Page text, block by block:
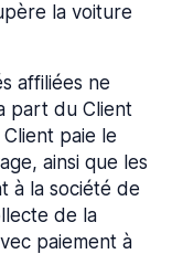
la voiture
affiliées ne
part du Client
paie le
ainsi que les
à la société de
de la
paiement à